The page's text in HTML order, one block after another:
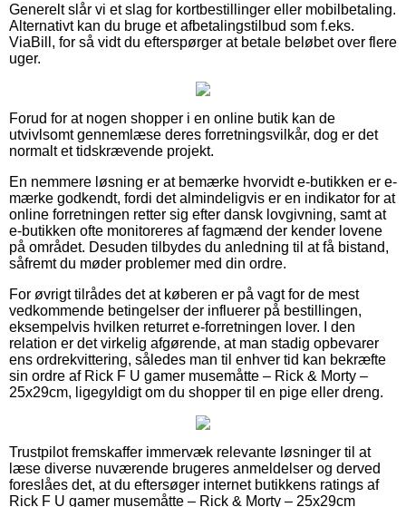
Generelt slår vi et slag for kortbestillinger eller mobilbetaling.
Alternativt kan du bruge et afbetalingstilbud som f.eks.
ViaBill, for så vidt du efterspørger at betale beløbet over flere
uger.
Forud for at nogen shopper i en online butik kan de
utvivlsomt gennemlæse deres forretningsvilkår, dog er det
normalt et tidskrævende projekt.
En nemmere løsning er at bemærke hvorvidt e-butikken er e-
mærke godkendt, fordi det almindeligvis er en indikator for at
online forretningen retter sig efter dansk lovgivning, samt at
e-butikken ofte monitoreres af fagmænd der kender lovene
på området. Desuden tilbydes du anledning til at få bistand,
såfremt du møder problemer med din ordre.
For øvrigt tilrådes det at køberen er på vagt for de mest
vedkommende betingelser der influerer på bestillingen,
eksempelvis hvilken returret e-forretningen lover. I den
relation er det virkelig afgørende, at man stadig opbevarer
ens ordrekvittering, således man til enhver tid kan bekræfte
sin ordre af Rick F U gamer musemåtte – Rick & Morty –
25x29cm, ligegyldigt om du shopper til en pige eller dreng.
Trustpilot fremskaffer immervæk relevante løsninger til at
læse diverse nuværende brugeres anmeldelser og derved
foreslåes det, at du eftersøger internet butikkens ratings af
Rick F U gamer musemåtte – Rick & Morty – 25x29cm